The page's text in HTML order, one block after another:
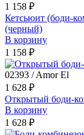
1 158 ₽
Кетсьюит (боди-
(черный)
В корзину
1 158 ₽
02393 / Amor El
1 628 ₽
Открытый боди-
В корзину
1 628 ₽